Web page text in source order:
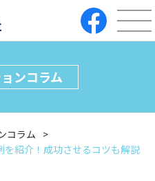
ンコラム
コラム
紹介！成功させるコツも解説